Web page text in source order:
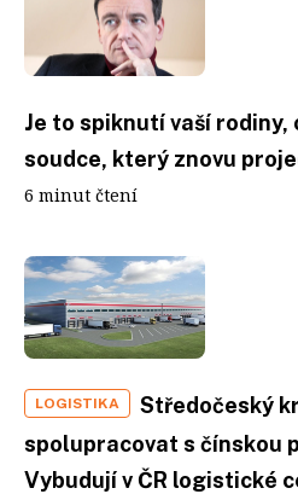
Je to spiknutí vaší rodiny,
soudce, který znovu
6 minut čtení
LOGISTIKA
Středočeský
spolupracovat s čínskou
Vybudují v ČR logistické